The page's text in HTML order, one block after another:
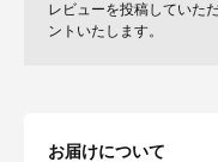
レビューを投稿していた
ントいたします。
お届けについて